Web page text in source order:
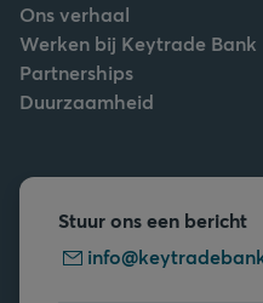
Ons verhaal
Werken bij Keytrade Bank
Partnerships
Duurzaamheid
Stuur ons een bericht